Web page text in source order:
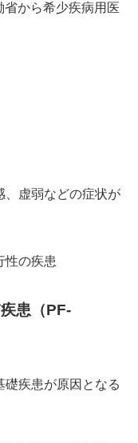
から希少疾病用医
、虚弱などの症状が
性の疾患
患（PF-
礎疾患が原因となる